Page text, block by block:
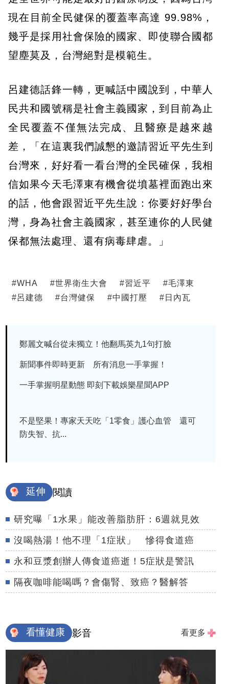
現在目前全民健保的覆蓋率高達 99.98%，
幾乎是採用社會保險的國家、即使聯合國都
望塵莫及，台灣絕對是模範生。
呂建德話鋒一轉，更喊話中國說到，中華人
民共和國號稱是社會主義國家，到目前為止
全民覆蓋不僅無法完成、且醫療是越來越
差，「在這裏我們誠懇的邀請習近平先生到
台灣來，好好看一看台灣的全民確保，我相
信如果今天毛澤東有機會從墳墓裡面跑出來
的話，他會跟習近平先生說：你要好好學台
灣，身為社會主義國家，甚至連你的人民健
保都無法處理、還有病毒肆虐。」
#WHA #世界衛生大會 #習近平 #毛澤東
#呂建德 #台灣健保 #中國打壓 # 日內瓦
鄭麗文喊台從未獨立！他翻馬英九1句打臉
新聞事件即時更新 所有消息一手掌握！
一手掌握明星動態 即刻下載娛樂星聞APP
不是堅果！專家天天吃「1零食」護心血管 還可
防失智、抗...
延伸 閱讀
研究曝「1水果」能改善脂肪肝：6週就見效
沒喝熱湯！他不理「1症狀」 慘得食道癌
永和豆漿創辦人傳食道癌逝！5症狀是警訊
隔夜咖啡能喝嗎？會傷腎、致癌？醫解答
看懂健康 影音 看更多